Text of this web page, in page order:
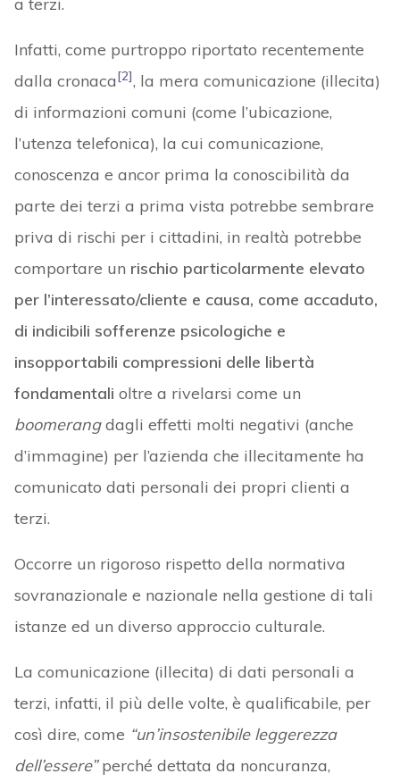
Infatti, come purtroppo riportato recentemente
dalla cronaca[2], la mera comunicazione (illecita)
di informazioni comuni (come l’ubicazione,
l’utenza telefonica), la cui comunicazione,
conoscenza e ancor prima la conoscibilità da
parte dei terzi a prima vista potrebbe sembrare
priva di rischi per i cittadini, in realtà potrebbe
comportare un rischio particolarmente elevato
per l’interessato/cliente e causa, come accaduto,
di indicibili sofferenze psicologiche e
insopportabili compressioni delle libertà
fondamentali oltre a rivelarsi come un
boomerangdagli effetti molti negativi (anche
d’immagine) per l’azienda che illecitamente ha
comunicato dati personali dei propri clienti a
terzi.
Occorre un rigoroso rispetto della normativa
sovranazionale e nazionale nella gestione di tali
istanze ed un diverso approccio culturale.
La comunicazione (illecita) di dati personali a
terzi, infatti, il più delle volte, è qualificabile, per
così dire, come “un’insostenibile leggerezza
dell’essere”perché dettata da noncuranza,